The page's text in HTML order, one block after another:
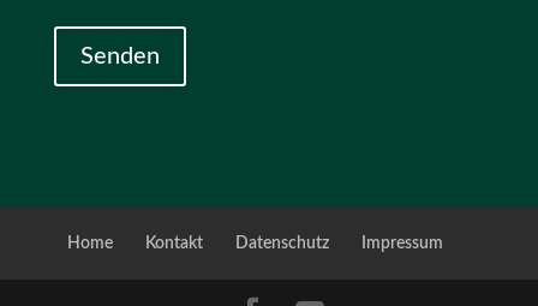
Home Kontakt Datenschutz Impressum